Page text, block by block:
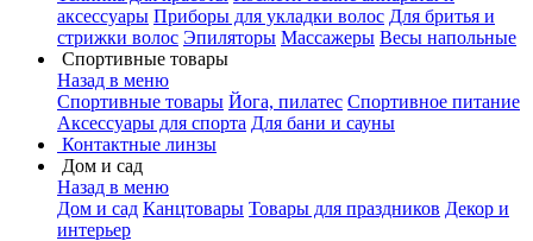
аксессуары Приборы для укладки волос Для бритья и
стрижки волос Эпиляторы Массажеры Весы напольные
Спортивные товары
Назад в меню
Спортивные товары Йога, пилатес Спортивное питание
Аксессуары для спорта Для бани и сауны
Контактные линзы
Дом и сад
Назад в меню
Дом и сад Канцтовары Товары для праздников Декор и
интерьер